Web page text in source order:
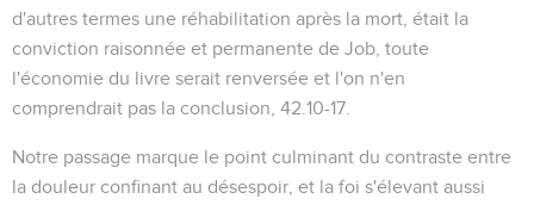
d'autres termes une réhabilitation après la mort, était la
conviction raisonnée et permanente de Job, toute
l'économie du livre serait renversée et l'on n'en
comprendrait pas la conclusion, 42.10-17
Notre passage marque le point culminant du contraste entre
la douleur confinant au désespoir, et la foi s'élevant aussi